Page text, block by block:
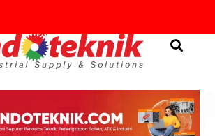
Seputar Teknik, Safety,
ATK & Industri